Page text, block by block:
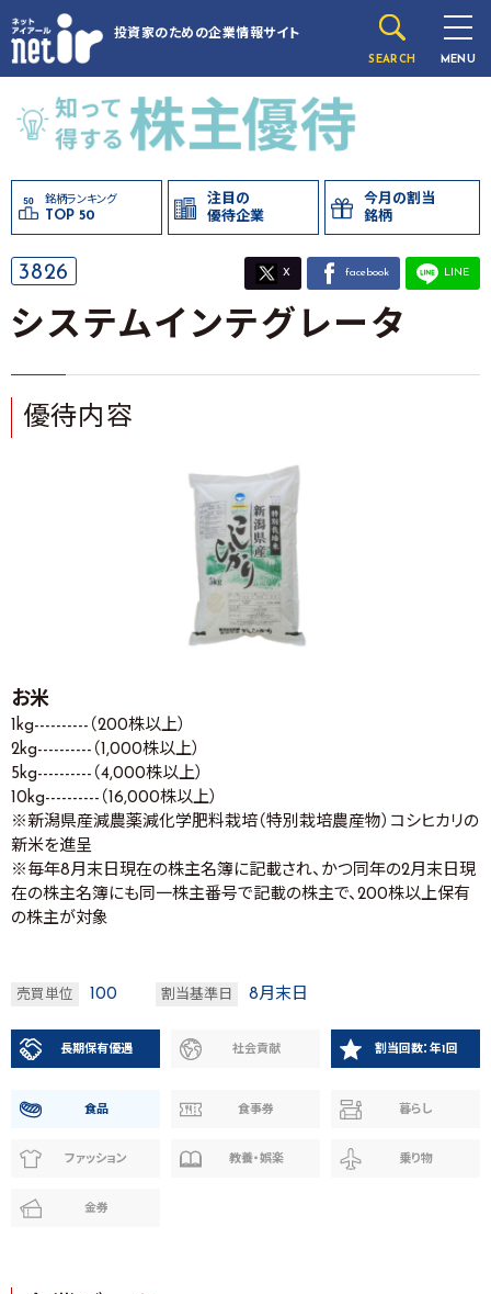
投資家のための企業情報サイト
SEARCH MENU
銘柄ランキング
TOP 50
注目の
優待企業
今月の割当
銘柄
3826 X facebook LINE
システムインテグレータ
優待内容
お米
1kg----------（200株以上）
2kg----------（1,000株以上）
5kg----------（4,000株以上）
10kg----------（16,000株以上）
※新潟県産減農薬減化学肥料栽培（特別栽培農産物）コシヒカリの
新米を進呈
※毎年8月末日現在の株主名簿に記載され、かつ同年の2月末日現
在の株主名簿にも同一株主番号で記載の株主で、200株以上保有
の株主が対象
売買単位 100 割当基準日 8月末日
長期保有優遇 社会貢献 割当回数：年1回
食品 食事券 暮らし
ファッション 教養・娯楽 乗り物
金券